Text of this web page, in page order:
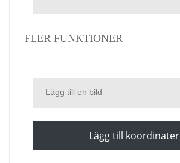
FLER FUNKTIONER
Lägg till en bild
Lägg till koordinater